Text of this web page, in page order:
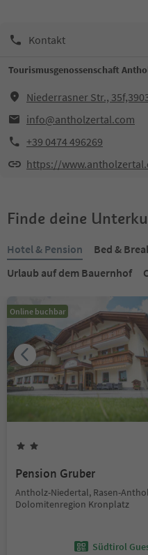
Kontakt
Tourismusgenossenschaft
Niederrasner Str.,
info@antholzertal.com
+39 0474 496269
https://
Finde deine
Hotel & Pension
Bed &
Urlaub auf dem Bauernhof
Online buchbar
Pension Gruber
Antholz-Niedertal, Rasen-
Dolomitenregion Kronplatz
Südtirol